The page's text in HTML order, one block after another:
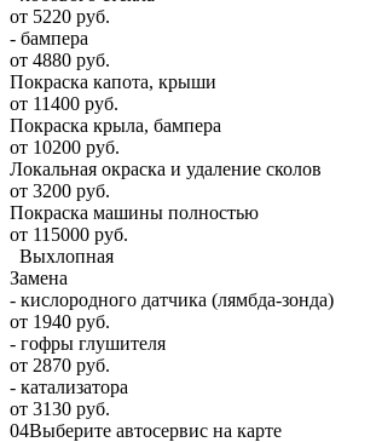
от 5220 руб.
- бампера
от 4880 руб.
Покраска капота, крыши
от 11400 руб.
Покраска крыла, бампера
от 10200 руб.
Локальная окраска и удаление сколов
от 3200 руб.
Покраска машины полностью
от 115000 руб.
Выхлопная
Замена
- кислородного датчика (лямбда-зонда)
от 1940 руб.
- гофры глушителя
от 2870 руб.
- катализатора
от 3130 руб.
04Выберите автосервис на карте